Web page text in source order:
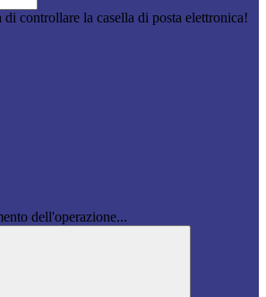
controllare la casella di posta elettronica!
dell'operazione...